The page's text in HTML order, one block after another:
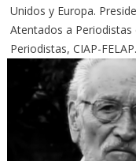
Unidos y Europa.
Atentados a
Periodistas, CIAP-FELAP.